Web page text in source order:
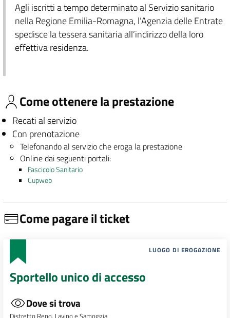
Agli iscritti a tempo determinato al Servizio sanitario
nella Regione Emilia-Romagna, l’Agenzia delle Entrate
spedisce la tessera sanitaria all’indirizzo della loro
effettiva residenza.
Come ottenere la prestazione
Recati al servizio
Con prenotazione
Telefonando al servizio che eroga la prestazione
Online dai seguenti portali:
Fascicolo Sanitario
Cupweb
Come pagare il ticket
LUOGO DI EROGAZIONE
Sportello unico di accesso
Dove si trova